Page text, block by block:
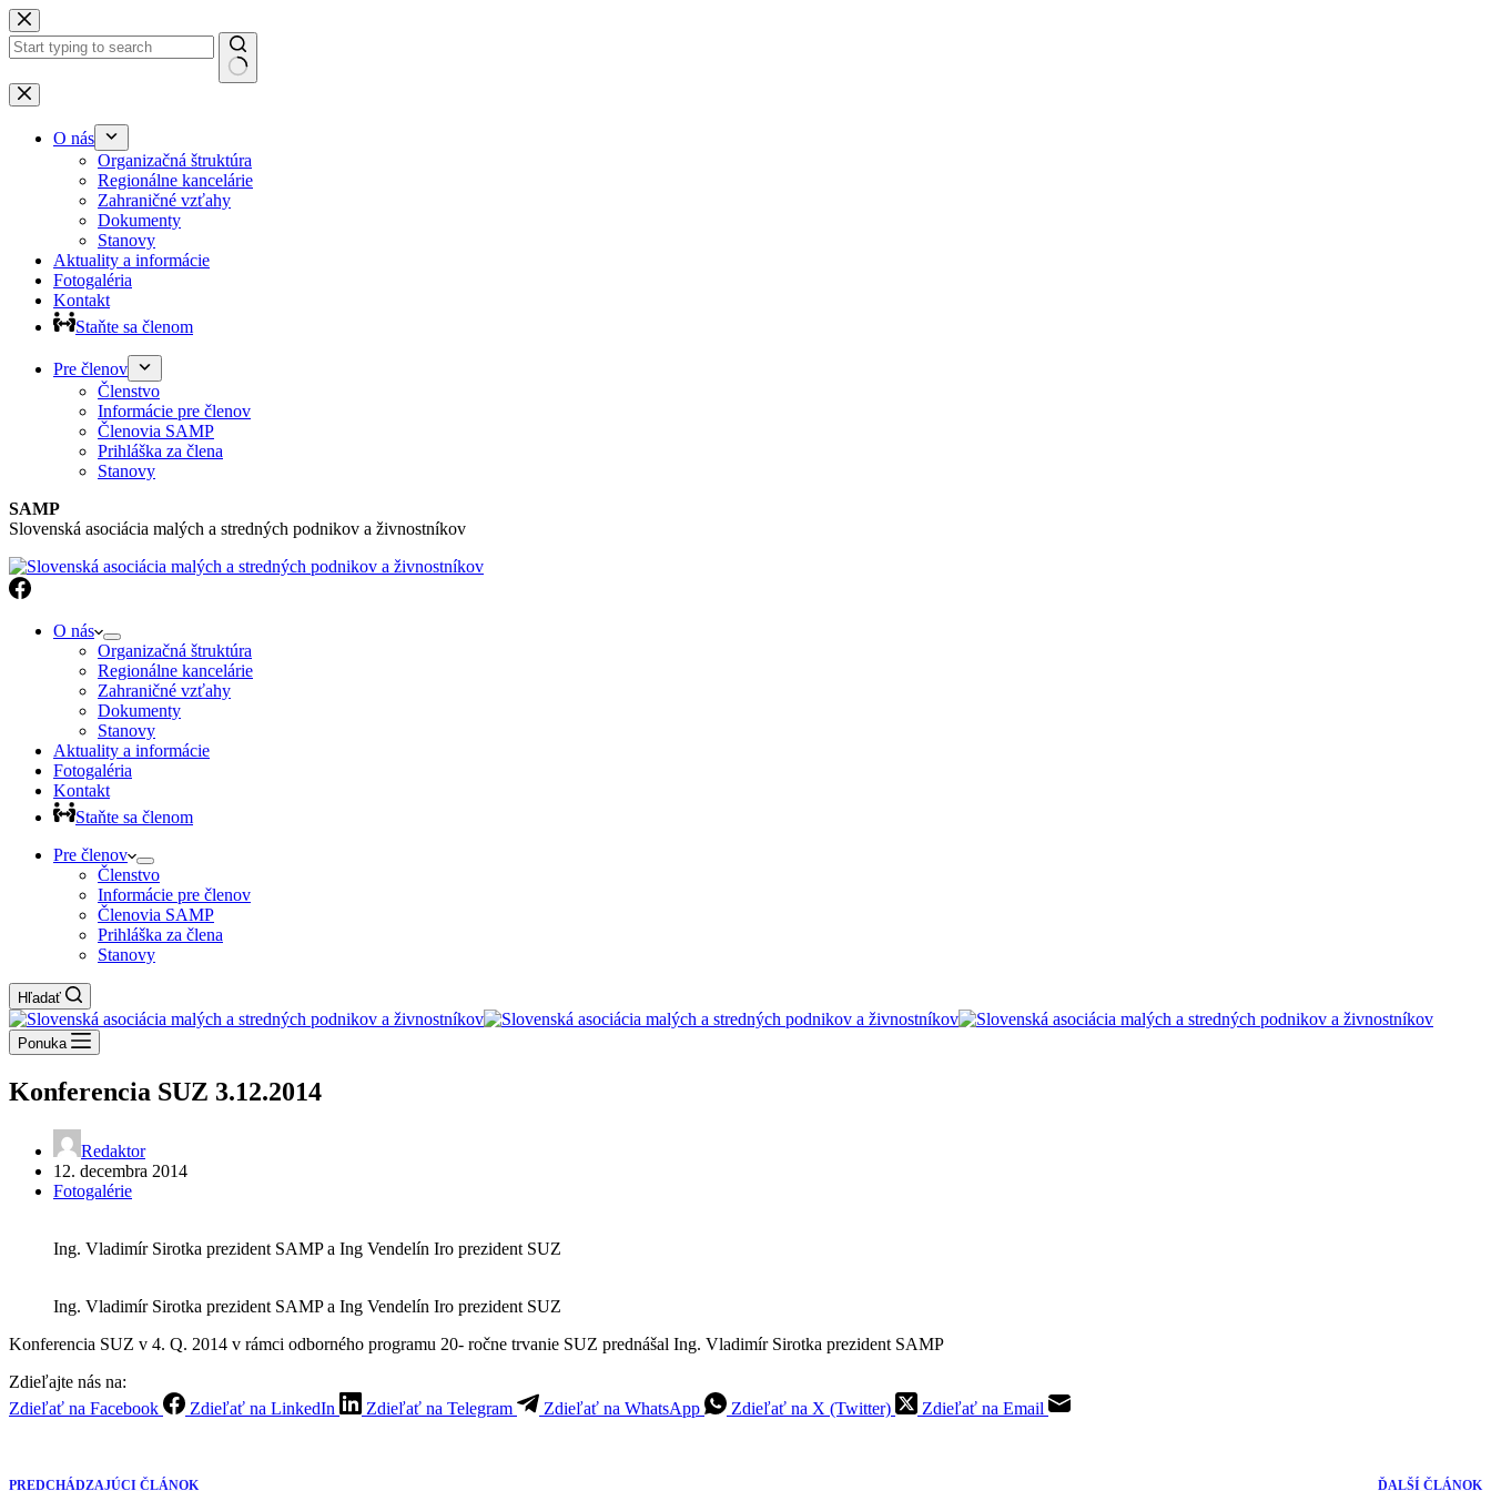
Preskočiť
na
obsah
Žiadne
výsledky
O nás
Organizačná štruktúra
Regionálne kancelárie
Zahraničné vzťahy
Dokumenty
Stanovy
Aktuality a informácie
Fotogaléria
Kontakt
Staňte sa členom
Pre členov
Členstvo
Informácie pre členov
Členovia SAMP
Prihláška za člena
Stanovy
SAMP
Slovenská asociácia malých a stredných podnikov a živnostníkov
O nás
Organizačná štruktúra
Regionálne kancelárie
Zahraničné vzťahy
Dokumenty
Stanovy
Aktuality a informácie
Fotogaléria
Kontakt
Staňte sa členom
Pre členov
Členstvo
Informácie pre členov
Členovia SAMP
Prihláška za člena
Stanovy
Hľadať
Ponuka
Konferencia SUZ 3.12.2014
Redaktor
12. decembra 2014
Fotogalérie
Ing. Vladimír Sirotka prezident SAMP a Ing Vendelín Iro prezident SUZ
Ing. Vladimír Sirotka prezident SAMP a Ing Vendelín Iro prezident SUZ
Konferencia SUZ v 4. Q. 2014 v rámci odborného programu 20- ročne trvanie SUZ prednášal Ing. Vladimír Sirotka prezident SAMP
Zdieľajte nás na:
Zdieľať na Facebook
Zdieľať na LinkedIn Zdieľať na Telegram Zdieľať na WhatsApp Zdieľať na X (Twitter) Zdieľať na Email
PREDCHÁDZAJÚCI ČLÁNOK ĎALŠÍ ČLÁNOK